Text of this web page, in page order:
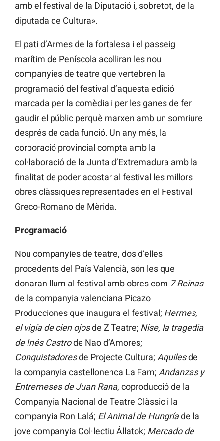
amb el festival de la Diputació i, sobretot, de la
diputada de Cultura».
El pati d’Armes de la fortalesa i el passeig
marítim de Peníscola acolliran les nou
companyies de teatre que vertebren la
programació del festival d’aquesta edició
marcada per la comèdia i per les ganes de fer
gaudir el públic perquè marxen amb un somriure
després de cada funció. Un any més, la
corporació provincial compta amb la
col·laboració de la Junta d’Extremadura amb la
finalitat de poder acostar al festival les millors
obres clàssiques representades en el Festival
Greco-Romano de Mèrida.
Programació
Nou companyies de teatre, dos d’elles
procedents del País Valencià, són les que
donaran llum al festival amb obres com 7 Reinas
de la companyia valenciana Picazo
Producciones que inaugura el festival; Hermes,
el vigía de cien ojosde Z Teatre; Nise, la tragedia
de Inés Castrode Nao d’Amores;
Conquistadoresde Projecte Cultura; Aquilesde
la companyia castellonenca La Fam; Andanzas y
Entremeses de Juan Rana, coproducció de la
Companyia Nacional de Teatre Clàssic i la
companyia Ron Lalá; El Animal de Hungríade la
jove companyia Col·lectiu Állatok; Mercado de